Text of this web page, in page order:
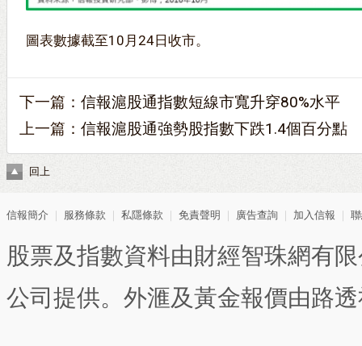
圖表數據截至10月24日收市。
下一篇： 信報滬股通指數短線市寬升穿80%水平
上一篇： 信報滬股通強勢股指數下跌1.4個百分點
回上
信報簡介 服務條款 私隱條款 免責聲明 廣告查詢 加入信報
股票及指數資料由財經智珠網有
公司提供。外滙及黃金報價由路